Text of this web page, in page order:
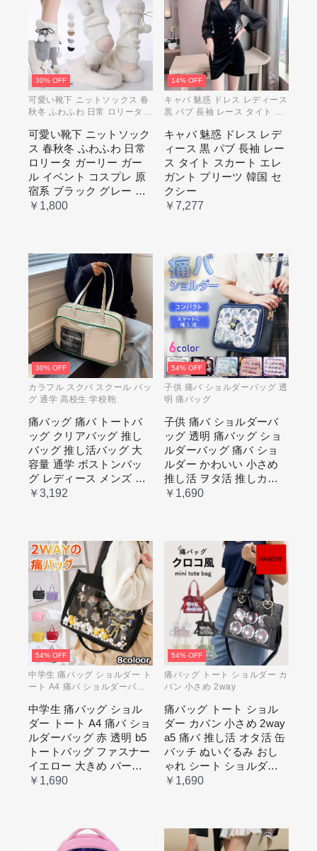
30% OFF
可愛い靴下 ニットソックス 春
秋冬 ふわふわ 日常 ロリータ
プレ 原宿系 ブラック グレー
ベージュ cm067t2t2x1 ホワイ
ト
可愛い靴下 ニットソック
ス 春秋冬 ふわふわ 日常
ロリータ ガーリー ガー
ル イベント コスプレ 原
宿系 ブラック グレー ベ
ージュ cm067t2t2x1 ホワ
￥1,800
14% OFF
キャバ 魅惑 ドレス レディース
黒 パブ 長袖 レース タイト ス
国 セクシー
キャバ 魅惑 ドレス レデ
ィース 黒 パブ 長袖 レー
ス タイト スカート エレ
ガント プリーツ 韓国 セ
クシー
￥7,277
30% OFF
カラフル スクバ スクール バッ
グ 通学 高校生 学校鞄
痛バッグ 痛バ トートバ
ッグ クリアバッグ 推し
バッグ 推し活バッグ 大
容量 通学 ボストンバッ
グ レディース メンズ 男
女兼用 学生 スクール 透
￥3,192
54% OFF
子供 痛バ ショルダーバッグ 透
明 痛バッグ
子供 痛バ ショルダーバ
ッグ 透明 痛バッグ ショ
ルダーバッグ 痛バ ショ
ルダー かわいい 小さめ
推し活 ヲタ活 推しカラ
ー 推し色 肩掛け レディ
￥1,690
54% OFF
中学生 痛バッグ ショルダー ト
ート A4 痛バ ショルダーバッ
中学生 痛バッグ ショル
ダー トート A4 痛バ ショ
ルダーバッグ 赤 透明 b5
トートバッグ ファスナー
イエロー 大きめ パープ
ル 水色 いたばっく 痛バ
推し色 肩掛け レディー
￥1,690
54% OFF
痛バッグ トート ショルダー カ
バン 小さめ 2way
痛バッグ トート ショル
ダー カバン 小さめ 2way
a5 痛バ 推し活 オタ活 缶
バッチ ぬいぐるみ おし
ゃれ シート ショルダー
バッグ 透明 ポケット ク
￥1,690